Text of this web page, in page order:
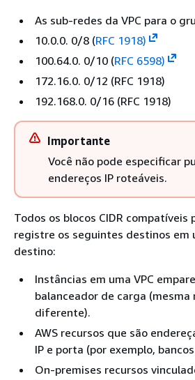
As sub-redes da VPC para o
10.0.0. 0/8 (RFC 1918)
100.64.0. 0/10 (RFC 6598)
172.16.0. 0/12 (RFC 1918)
192.168.0. 0/16 (RFC 1918)
Importante
Você não pode especificar
endereços IP roteáveis.
Todos os blocos CIDR compatíveis
registre os seguintes destinos em
destino:
Instâncias em uma VPC
balanceador de carga (mesma
diferente).
AWS recursos que são
IP e porta (por exemplo,
On-premises recursos